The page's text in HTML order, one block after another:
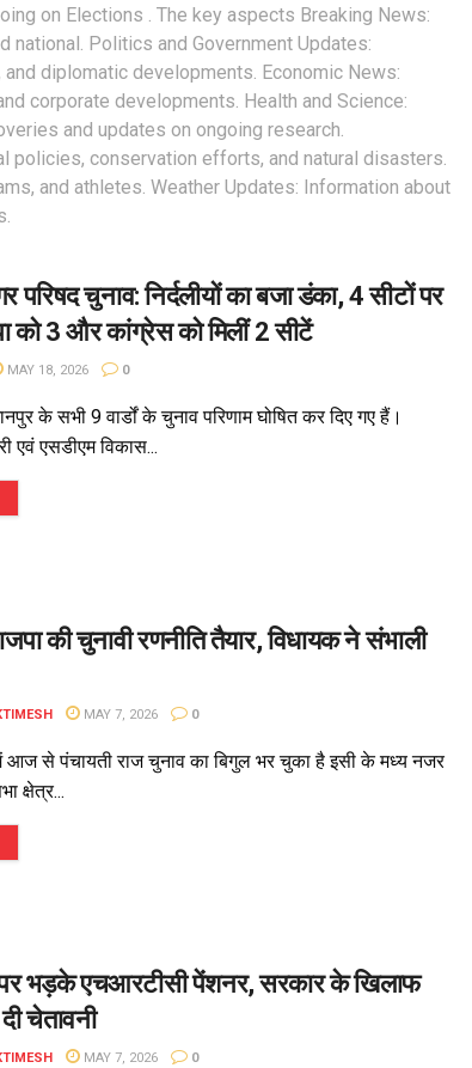
on Elections . The key aspects Breaking News:
national. Politics and Government Updates:
diplomatic developments. Economic News:
corporate developments. Health and Science:
and updates on ongoing research.
policies, conservation efforts, and natural disasters.
and athletes. Weather Updates: Information about
परिषद चुनाव: निर्दलीयों का बजा डंका, 4 सीटों पर
को 3 और कांग्रेस को मिलीं 2 सीटें
MAY 18, 2026 0
के सभी 9 वार्डों के चुनाव परिणाम घोषित कर दिए गए हैं।
एवं एसडीएम विकास...
की चुनावी रणनीति तैयार, विधायक ने संभाली
MAY 7, 2026 0
आज से पंचायती राज चुनाव का बिगुल भर चुका है इसी के मध्य नजर
क्षेत्र...
भड़के एचआरटीसी पेंशनर, सरकार के खिलाफ
चेतावनी
MAY 7, 2026 0